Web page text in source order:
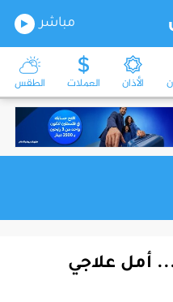
مباشر
الأذان العملات الطقس
أمل علاجي